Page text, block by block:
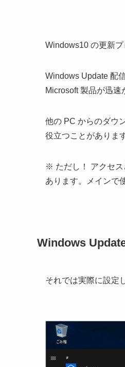
Windows10 の更新
Windows Update 配
Microsoft 製品が迅速
他の PC からのダウ
役立つことがありま
※ ただし！ アクセス
あります。メインで
Windows
それでは実際に設定